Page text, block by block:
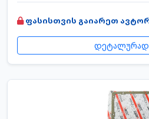
ფასისთვის გაიარეთ
დეტალურად